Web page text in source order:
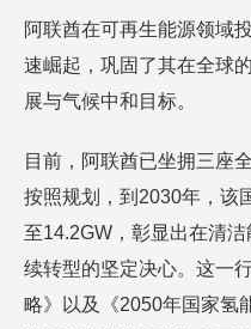
阿联酋在可再生能源领域
速崛起，巩固了其在全球
展与气候中和目标。
目前，阿联酋已坐拥三座
按照规划，到2030年，该
至14.2GW，彰显出在清
续转型的坚定决心。这一
略》以及《2050年国家氢